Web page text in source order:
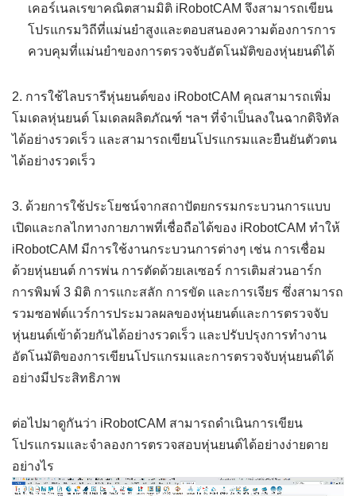
เคอร์เนลเรขาคณิตสามมิติ iRobotCAM จึงสามารถเขียน
โปรแกรมวิถีที่แม่นยำสูงและตอบสนองความต้องการการ
ควบคุมที่แม่นยำของการตรวจจับอัตโนมัติของหุ่นยนต์ได้
2. การใช้ไลบรารีหุ่นยนต์ของ iRobotCAM คุณสามารถเพิ่ม
โมเดลหุ่นยนต์ โมเดลผลิตภัณฑ์ ฯลฯ ที่จำเป็นลงในฉากดิจิทัล
ได้อย่างรวดเร็ว และสามารถเขียนโปรแกรมและยืนยันตัวตน
ได้อย่างรวดเร็ว
3. ด้วยการใช้ประโยชน์จากสถาปัตยกรรมกระบวนการแบบ
เปิดและกลไกทางกายภาพที่เชื่อถือได้ของ iRobotCAM ทำให้
iRobotCAM มีการใช้งานกระบวนการต่างๆ เช่น การเชื่อม
ด้วยหุ่นยนต์ การพ่น การตัดด้วยเลเซอร์ การเติมส่วนอาร์ก
การพิมพ์ 3 มิติ การแกะสลัก การขัด และการเจียร ซึ่งสามารถ
รวมซอฟต์แวร์การประมวลผลของหุ่นยนต์และการตรวจจับ
หุ่นยนต์เข้าด้วยกันได้อย่างรวดเร็ว และปรับปรุงการทำงาน
อัตโนมัติของการเขียนโปรแกรมและการตรวจจับหุ่นยนต์ได้
อย่างมีประสิทธิภาพ
ต่อไปมาดูกันว่า iRobotCAM สามารถดำเนินการเขียน
โปรแกรมและจำลองการตรวจสอบหุ่นยนต์ได้อย่างง่ายดาย
อย่างไร